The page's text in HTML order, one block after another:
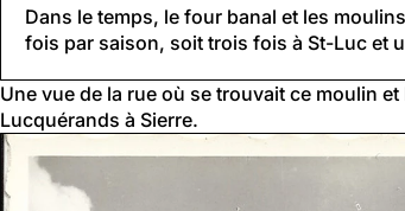
Dans le temps, le four banal et les
fois par saison, soit trois fois à St-Luc et
Une vue de la rue où se trouvait ce moulin
Lucquérands à Sierre.